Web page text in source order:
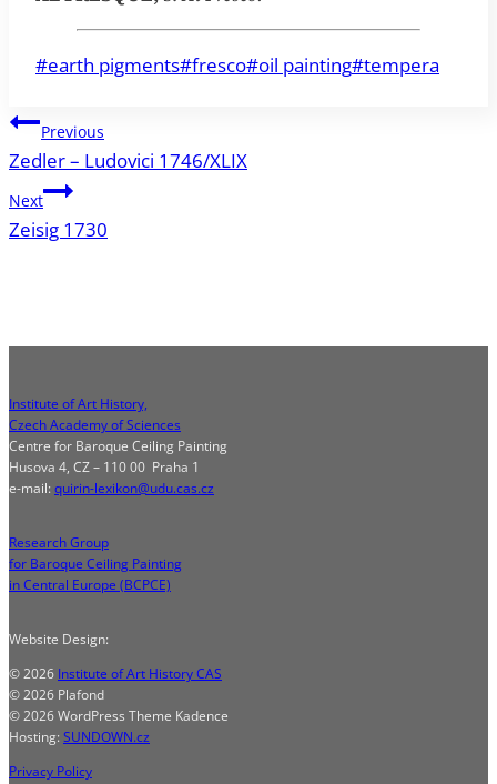
Post
#earth pigments#fresco#oil painting#tempera
Post
navigation
Previous
Zedler – Ludovici 1746/XLIX
Next
Zeisig 1730
Institute of Art History,
Czech Academy of Sciences
Centre for Baroque Ceiling Painting
Husova 4, CZ – 110 00 Praha 1
e-mail: quirin-lexikon@udu.cas.cz
Research Group
for Baroque Ceiling Painting
in Central Europe (BCPCE)
Website Design:
© 2026 Institute of Art History CAS
© 2026 Plafond
© 2026 WordPress Theme Kadence
Hosting: SUNDOWN.cz
Privacy Policy